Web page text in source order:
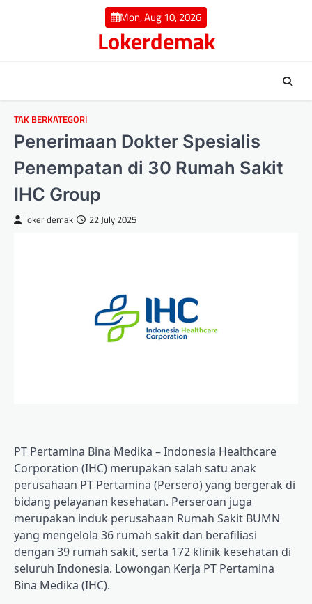
Mon, Aug 10, 2026
Lokerdemak
TAK BERKATEGORI
Penerimaan Dokter Spesialis
Penempatan di 30 Rumah Sakit
IHC Group
loker demak 22 July 2025
PT Pertamina Bina Medika – Indonesia Healthcare
Corporation (IHC) merupakan salah satu anak
perusahaan PT Pertamina (Persero) yang bergerak di
bidang pelayanan kesehatan. Perseroan juga
merupakan induk perusahaan Rumah Sakit BUMN
yang mengelola 36 rumah sakit dan berafiliasi
dengan 39 rumah sakit, serta 172 klinik kesehatan di
seluruh Indonesia. Lowongan Kerja PT Pertamina
Bina Medika (IHC).